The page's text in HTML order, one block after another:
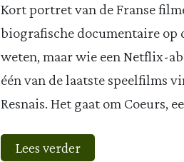
Kort portret van de Franse
biografische documentaire op
weten, maar wie een Netflix-
één van de laatste speelfilms
Resnais. Het gaat om Coeurs,
Lees verder